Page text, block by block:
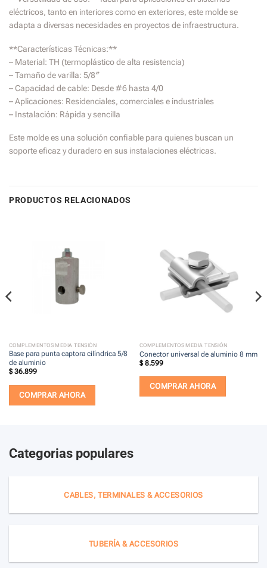
eléctricos, tanto en interiores como en exteriores, este molde se
adapta a diversas necesidades en proyectos de infraestructura.
**Características Técnicas:**
– Material: TH (termoplástico de alta resistencia)
– Tamaño de varilla: 5/8″
– Capacidad de cable: Desde #6 hasta 4/0
– Aplicaciones: Residenciales, comerciales e industriales
– Instalación: Rápida y sencilla
Este molde es una solución confiable para quienes buscan un
soporte eficaz y duradero en sus instalaciones eléctricas.
PRODUCTOS RELACIONADOS
COMPLEMENTOS MEDIA TENSIÓN
Base para punta captora cilíndrica 5/8
de aluminio
$36.899
COMPRAR AHORA
COMPLEMENTOS MEDIA TENSIÓN
Conector universal de aluminio 8 mm
$8.599
COMPRAR AHORA
Categorias populares
CABLES, TERMINALES & ACCESORIOS
TUBERÍA & ACCESORIOS